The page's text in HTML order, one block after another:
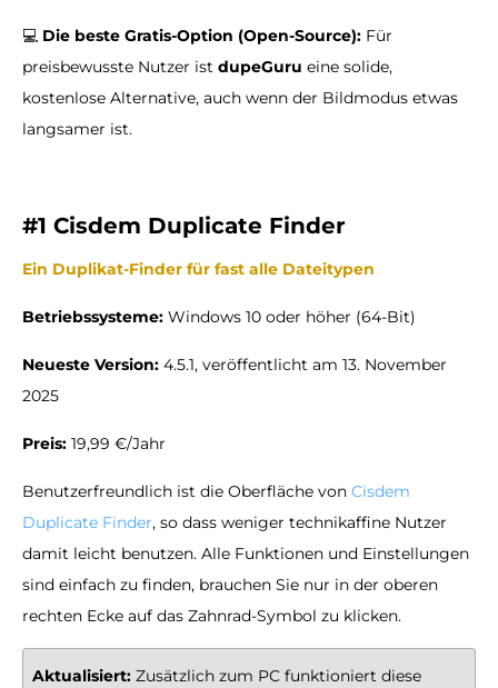
💻 Die beste Gratis-Option (Open-Source): Für
preisbewusste Nutzer ist dupeGuru eine solide,
kostenlose Alternative, auch wenn der Bildmodus etwas
langsamer ist.
#1 Cisdem Duplicate Finder
Ein Duplikat-Finder für fast alle Dateitypen
Betriebssysteme: Windows 10 oder höher (64-Bit)
Neueste Version: 4.5.1, veröffentlicht am 13. November
2025
Preis: 19,99 €/Jahr
Benutzerfreundlich ist die Oberfläche von Cisdem
Duplicate Finder, so dass weniger technikaffine Nutzer
damit leicht benutzen. Alle Funktionen und Einstellungen
sind einfach zu finden, brauchen Sie nur in der oberen
rechten Ecke auf das Zahnrad-Symbol zu klicken.
Aktualisiert: Zusätzlich zum PC funktioniert diese